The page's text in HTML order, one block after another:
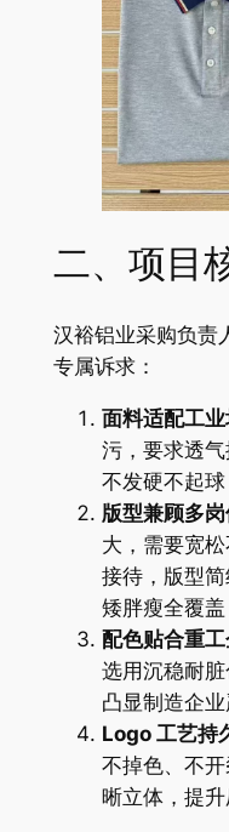
二、项目
汉裕铝业采购负责
专属诉求：
面料适配工
污，要求透
不发硬不起球
版型兼顾多
大，需要宽
接待，版型
矮胖瘦全覆盖
配色贴合重
选用沉稳耐
凸显制造企业
Logo 工艺持
不掉色、不
晰立体，提升